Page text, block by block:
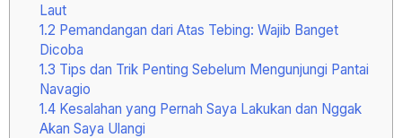
Laut
1.2 Pemandangan dari Atas Tebing: Wajib Banget
Dicoba
1.3 Tips dan Trik Penting Sebelum Mengunjungi Pantai
Navagio
1.4Kesalahan yang Pernah Saya Lakukan dan Nggak
Akan Saya Ulangi